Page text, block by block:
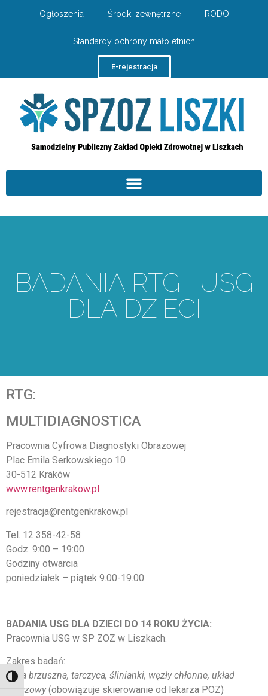
Toggle High Contrast
Ogłoszenia Środki zewnętrzne RODO
Standardy ochrony małoletnich
E-rejestracja
BADANIA RTG I USG
DLA DZIECI
RTG:
MULTIDIAGNOSTICA
Pracownia Cyfrowa Diagnostyki Obrazowej
Plac Emila Serkowskiego 10
30-512 Kraków
www.rentgenkrakow.pl
rejestracja@rentgenkrakow.pl
Tel. 12 358-42-58
Godz. 9:00 – 19:00
Godziny otwarcia
poniedziałek – piątek 9.00-19.00
BADANIA USG DLA DZIECI DO 14 ROKU ŻYCIA:
Pracownia USG w SP ZOZ w Liszkach.
Zakres badań:
jama brzuszna, tarczyca, ślinianki, węzły chłonne, układ
moczowy(obowiązuje skierowanie od lekarza POZ)